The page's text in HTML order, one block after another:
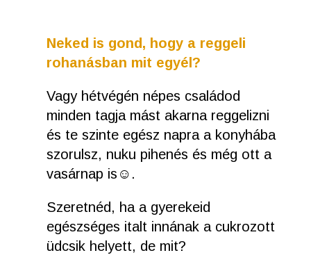
Neked is gond, hogy a reggeli
rohanásban mit egyél?
Vagy hétvégén népes családod
minden tagja mást akarna reggelizni
és te szinte egész napra a konyhába
szorulsz, nuku pihenés és még ott a
vasárnap is ☺ .
Szeretnéd, ha a gyerekeid
egészséges italt innának a cukrozott
üdcsik helyett, de mit?